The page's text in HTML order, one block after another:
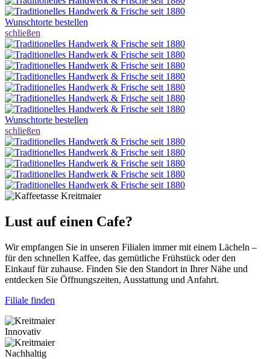
Wunschtorte bestellen
schließen
Wunschtorte bestellen
schließen
Lust auf einen Cafe?
Wir empfangen Sie in unseren Filialen immer mit einem Lächeln –
für den schnellen Kaffee, das gemütliche Frühstück oder den
Einkauf für zuhause. Finden Sie den Standort in Ihrer Nähe und
entdecken Sie Öffnungszeiten, Ausstattung und Anfahrt.
Filiale finden
Innovativ
Nachhaltig